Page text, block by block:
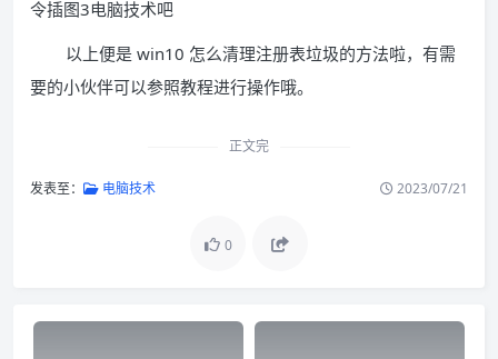
以上便是 win10 怎么清理注册表垃圾的方法啦，有需
要的小伙伴可以参照教程进行操作哦。
正文完
发表至： 电脑技术 2023/07/21
0